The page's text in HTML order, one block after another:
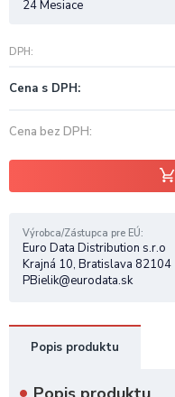
DPH
Cena s DPH
Cena bez DPH
24 Mesiace
Výrobca/Zástupca pre EÚ
Euro Data Distribution s.r.o
Krajná 10, Bratislava 82104
PBielik@eurodata.sk
Popis produktu